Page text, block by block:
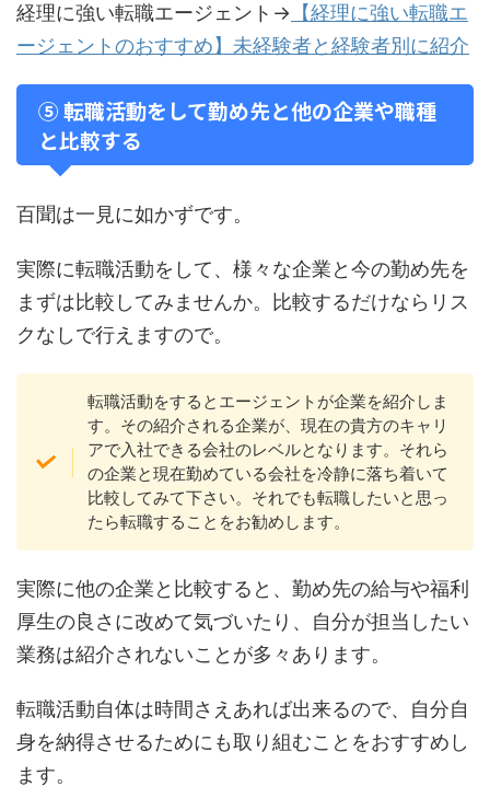
経理に強い転職エージェント→ 【経理に強い転職エ
ージェントのおすすめ】未経験者と経験者別に紹介
⑤ 転職活動をして勤め先と他の企業や職種
と比較する
百聞は一見に如かずです。
実際に転職活動をして、様々な企業と今の勤め先を
まずは比較してみませんか。比較するだけならリス
クなしで行えますので。
転職活動をするとエージェントが企業を紹介しま
す。その紹介される企業が、現在の貴方のキャリ
アで入社できる会社のレベルとなります。それら
の企業と現在勤めている会社を冷静に落ち着いて
比較してみて下さい。それでも転職したいと思っ
たら転職することをお勧めします。
実際に他の企業と比較すると、勤め先の給与や福利
厚生の良さに改めて気づいたり、自分が担当したい
業務は紹介されないことが多々あります。
転職活動自体は時間さえあれば出来るので、自分自
身を納得させるためにも取り組むことをおすすめし
ます。